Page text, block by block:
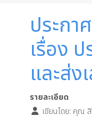
ประก
เรื่อง
และส่
รายละเอียด
เขียนโดย: คุณ สิ